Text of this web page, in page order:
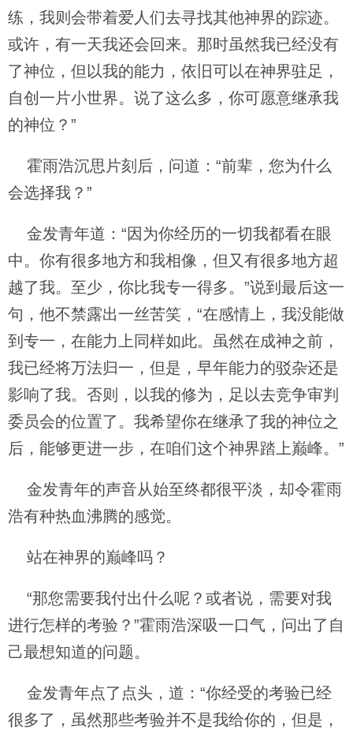
练，我则会带着爱人们去寻找其他神界的踪迹。
或许，有一天我还会回来。那时虽然我已经没有
了神位，但以我的能力，依旧可以在神界驻足，
自创一片小世界。说了这么多，你可愿意继承我
的神位？”
霍雨浩沉思片刻后，问道：“前辈，您为什么
会选择我？”
金发青年道：“因为你经历的一切我都看在眼
中。你有很多地方和我相像，但又有很多地方超
越了我。至少，你比我专一得多。”说到最后这一
句，他不禁露出一丝苦笑，“在感情上，我没能做
到专一，在能力上同样如此。虽然在成神之前，
我已经将万法归一，但是，早年能力的驳杂还是
影响了我。否则，以我的修为，足以去竞争审判
委员会的位置了。我希望你在继承了我的神位之
后，能够更进一步，在咱们这个神界踏上巅峰。”
金发青年的声音从始至终都很平淡，却令霍雨
浩有种热血沸腾的感觉。
站在神界的巅峰吗？
“那您需要我付出什么呢？或者说，需要对我
进行怎样的考验？”霍雨浩深吸一口气，问出了自
己最想知道的问题。
金发青年点了点头，道：“你经受的考验已经
很多了，虽然那些考验并不是我给你的，但是，